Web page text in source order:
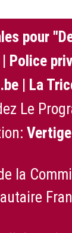
pour
| Police
| La
Le
la